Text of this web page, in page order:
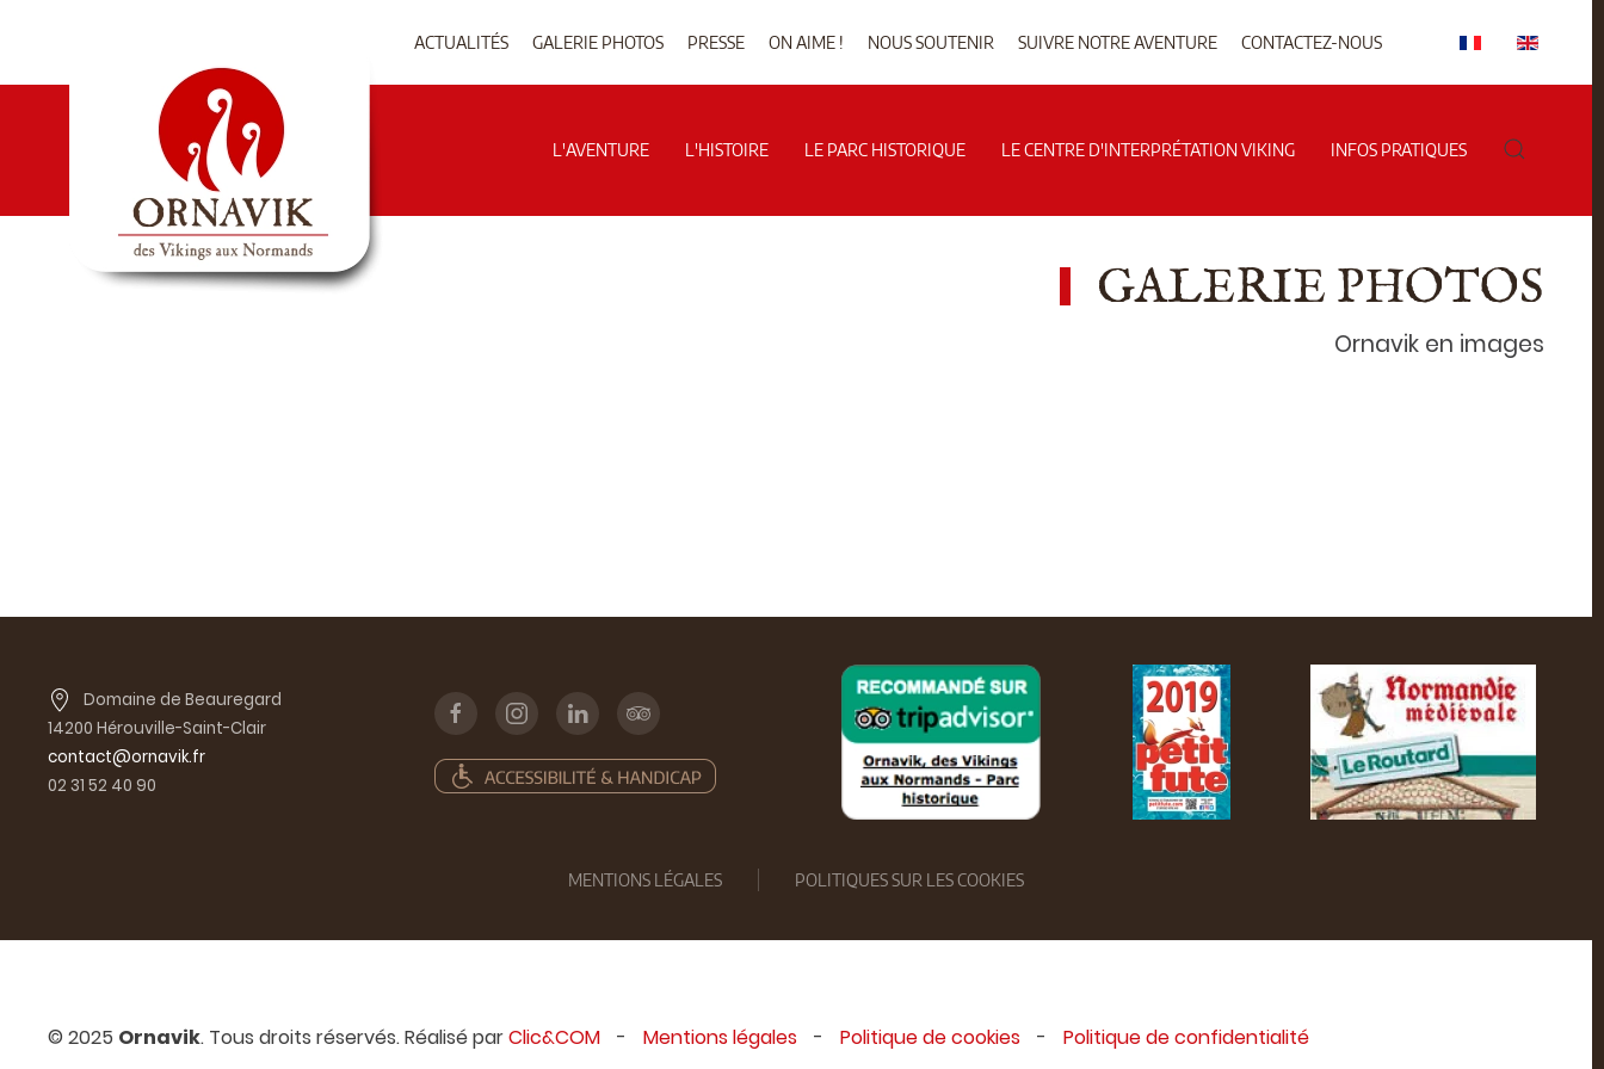
ACTUALITÉS GALERIE PHOTOS PRESSE ON AIME ! NOUS SOUTENIR SUIVRE NOTRE AVENTURE CONTACTEZ-NOUS
L'AVENTURE L'HISTOIRE LE PARC HISTORIQUE LE CENTRE D'INTERPRÉTATION VIKING INFOS PRATIQUES
GALERIE PHOTOS
Ornavik en images
Domaine de Beauregard
14200 Hérouville-Saint-Clair
contact@ornavik.fr
02 31 52 40 90
MENTIONS LÉGALES POLITIQUES SUR LES COOKIES
© 2025 Ornavik. Tous droits réservés. Réalisé parClic&COM - Mentions légales - Politique de cookies - Politique de confidentialité